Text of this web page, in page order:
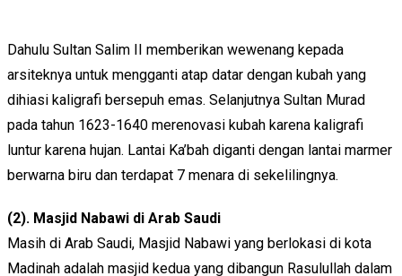
Dahulu Sultan Salim II memberikan wewenang kepada
arsiteknya untuk mengganti atap datar dengan kubah yang
dihiasi kaligrafi bersepuh emas. Selanjutnya Sultan Murad
pada tahun 1623-1640 merenovasi kubah karena kaligrafi
luntur karena hujan. Lantai Ka’bah diganti dengan lantai marmer
berwarna biru dan terdapat 7 menara di sekelilingnya.
(2). Masjid Nabawi di Arab Saudi
Masih di Arab Saudi, Masjid Nabawi yang berlokasi di kota
Madinah adalah masjid kedua yang dibangun Rasulullah dalam